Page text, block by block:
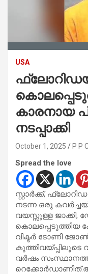
USA
കാരനായ
നടപ്പാക്കി
October 1, 2025 P P
Spread the love
സ്റ്റാർക്ക്,
നടന്ന ഒരു
വയസ്സുള്ള ജാക്കി,
കൊലപ്പെടുത്തിയ
വിക്ടർ ടോണി
കുത്തിവയ്പ്പിലൂടെ
വർഷം സംസ്ഥാനത്ത്